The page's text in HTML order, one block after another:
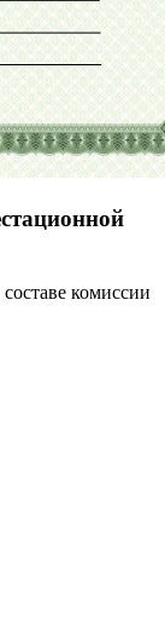
комиссии